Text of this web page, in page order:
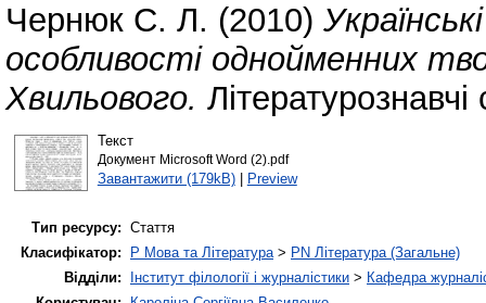
Чернюк С. Л. (2010)
особливості однойменних
Хвильового.
Текст
Документ Microsoft Word (2).pdf
Завантажити (179kB)| Preview
Тип ресурсу: Стаття
Класифікатор:
P Мова та Література> PN Література (Загальне)
Відділи:
Інститут філології і журналістики > Кафедра